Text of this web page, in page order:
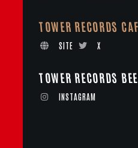
TOWER RECORDS
SITE X
TOWER RECORDS
INSTAGRAM